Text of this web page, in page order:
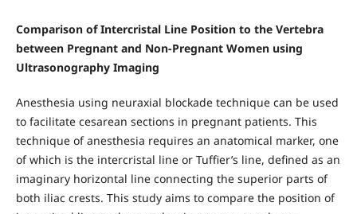
Comparison of Intercristal Line Position to the Vertebra
between Pregnant and Non-Pregnant Women using
Ultrasonography Imaging
Anesthesia using neuraxial blockade technique can be used
to facilitate cesarean sections in pregnant patients. This
technique of anesthesia requires an anatomical marker, one
of which is the intercristal line or Tuffier’s line, defined as an
imaginary horizontal line connecting the superior parts of
both iliac crests. This study aims to compare the position of